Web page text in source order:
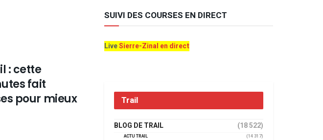
: cette
fait
pour mieux
SUIVI DES COURSES EN DIRECT
LiveSierre-Zinal en direct
Trail
BLOG DE TRAIL (18 522)
ACTU TRAIL
(14 317)